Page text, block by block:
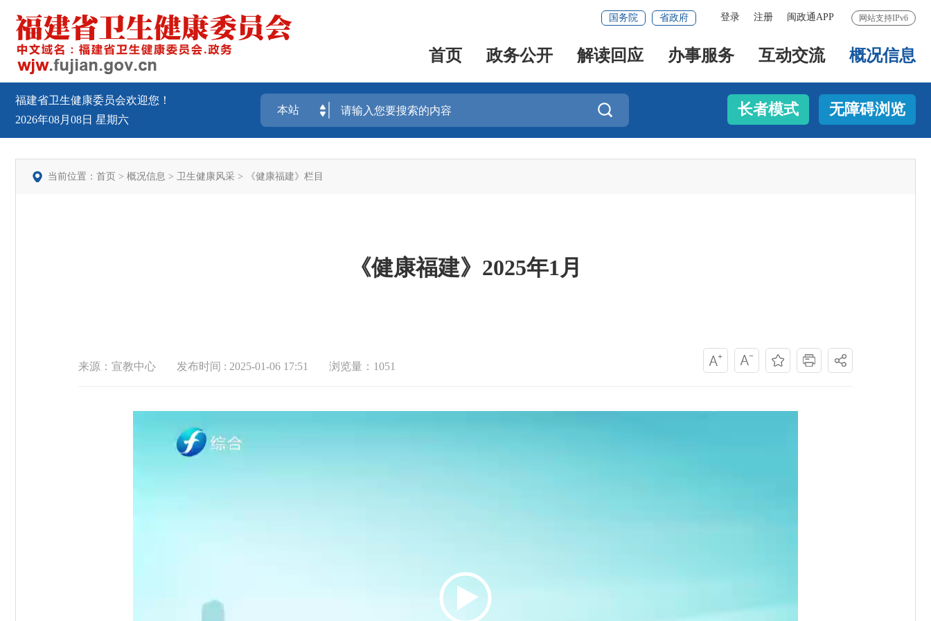
网站支持IPv6
登录 注册 闽政通APP
国务院 省政府
首页 政务公开 解读回应 办事服务 互动交流 概况信息
福建省卫生健康委员会欢迎您！
2026年08月08日 星期六
 长者模式 无障碍浏览
当前位置： 首页 > 概况信息 > 卫生健康风采 > 《健康福建》栏目
《健康福建》2025年1月
来源：宣教中心 发布时间 : 2025-01-06 17:51 浏览量：1051